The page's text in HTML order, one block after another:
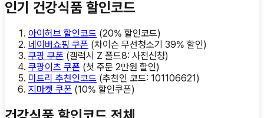
인기 건강식품 할인코드
아이허브 할인코드 (20% 할인코드)
네이버쇼핑 쿠폰 (차이슨 무선청소기 39% 할인)
쿠팡 쿠폰 (갤럭시 Z 폴드8: 사전신청)
쿠팡이츠 쿠폰 (첫 주문 2만원 할인)
미트리 추천인코드 (추천인 코드: 101106621)
지마켓 쿠폰 (10% 할인쿠폰)